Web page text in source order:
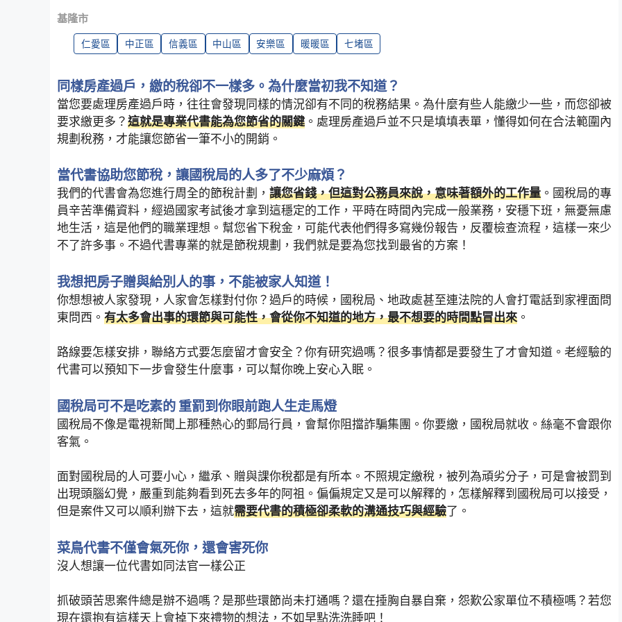
基隆市
仁愛區 中正區 信義區 中山區 安樂區 暖暖區 七堵區
同樣房產過戶，繳的稅卻不一樣多。為什麼當初我不知道？
當您要處理房產過戶時，往往會發現同樣的情況卻有不同的稅務結果。為什麼有些人能繳少一些，而您卻被
要求繳更多？ 這就是專業代書能為您節省的關鍵 。處理房產過戶並不只是填填表單，懂得如何在合法範圍內
規劃稅務，才能讓您節省一筆不小的開銷。
當代書協助您節稅，讓國稅局的人多了不少麻煩？
我們的代書會為您進行周全的節稅計劃， 讓您省錢，但這對公務員來說，意味著額外的工作量 。國稅局的專
員辛苦準備資料，經過國家考試後才拿到這穩定的工作，平時在時間內完成一般業務，安穩下班，無憂無慮
地生活，這是他們的職業理想。幫您省下稅金，可能代表他們得多寫幾份報告，反覆檢查流程，這樣一來少
不了許多事。不過代書專業的就是節稅規劃，我們就是要為您找到最省的方案！
我想把房子贈與給別人的事，不能被家人知道！
你想想被人家發現，人家會怎樣對付你？過戶的時候，國稅局、地政處甚至連法院的人會打電話到家裡面問
東問西。 有太多會出事的環節與可能性，會從你不知道的地方，最不想要的時間點冒出來 。
路線要怎樣安排，聯絡方式要怎麼留才會安全？你有研究過嗎？很多事情都是要發生了才會知道。老經驗的
代書可以預知下一步會發生什麼事，可以幫你晚上安心入眠。
國稅局可不是吃素的 重罰到你眼前跑人生走馬燈
國稅局不像是電視新聞上那種熱心的郵局行員，會幫你阻擋詐騙集團。你要繳，國稅局就收。絲毫不會跟你
客氣。
面對國稅局的人可要小心，繼承、贈與課你稅都是有所本。不照規定繳稅，被列為頑劣分子，可是會被罰到
出現頭腦幻覺，嚴重到能夠看到死去多年的阿祖。偏偏規定又是可以解釋的，怎樣解釋到國稅局可以接受，
但是案件又可以順利辦下去，這就需要代書的積極卻柔軟的溝通技巧與經驗了。
菜鳥代書不僅會氣死你，還會害死你
沒人想讓一位代書如同法官一樣公正
抓破頭苦思案件總是辦不過嗎？是那些環節尚未打通嗎？還在捶胸自暴自棄，怨歎公家單位不積極嗎？若您
現在還抱有這樣天上會掉下來禮物的想法，不如早點洗洗睡吧！